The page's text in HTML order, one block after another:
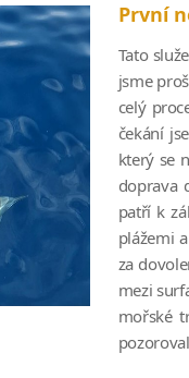
První
Tato
jsme
celý
čekání
který se
doprava
patří k
plážemi
za
mezi
mořské